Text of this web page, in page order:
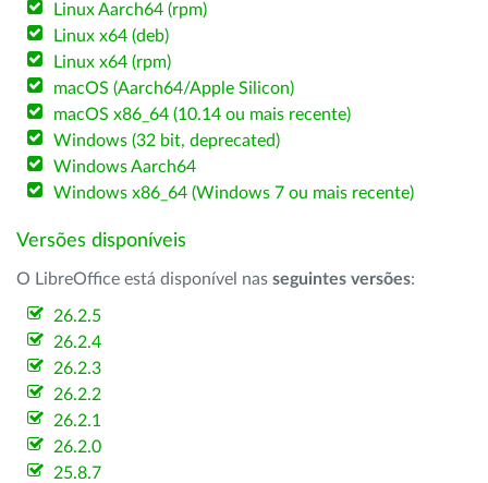
Linux Aarch64 (rpm)
Linux x64 (deb)
Linux x64 (rpm)
macOS (Aarch64/Apple Silicon)
macOS x86_64 (10.14 ou mais recente)
Windows (32 bit, deprecated)
Windows Aarch64
Windows x86_64 (Windows 7 ou mais recente)
Versões disponíveis
O LibreOffice está disponível nas seguintes versões:
26.2.5
26.2.4
26.2.3
26.2.2
26.2.1
26.2.0
25.8.7